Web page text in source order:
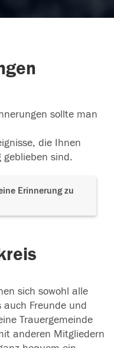
sollte man
die Ihnen
geblieben sind.
Erinnerung zu
sich sowohl alle
Freunde und
Trauergemeinde
anderen Mitgliedern